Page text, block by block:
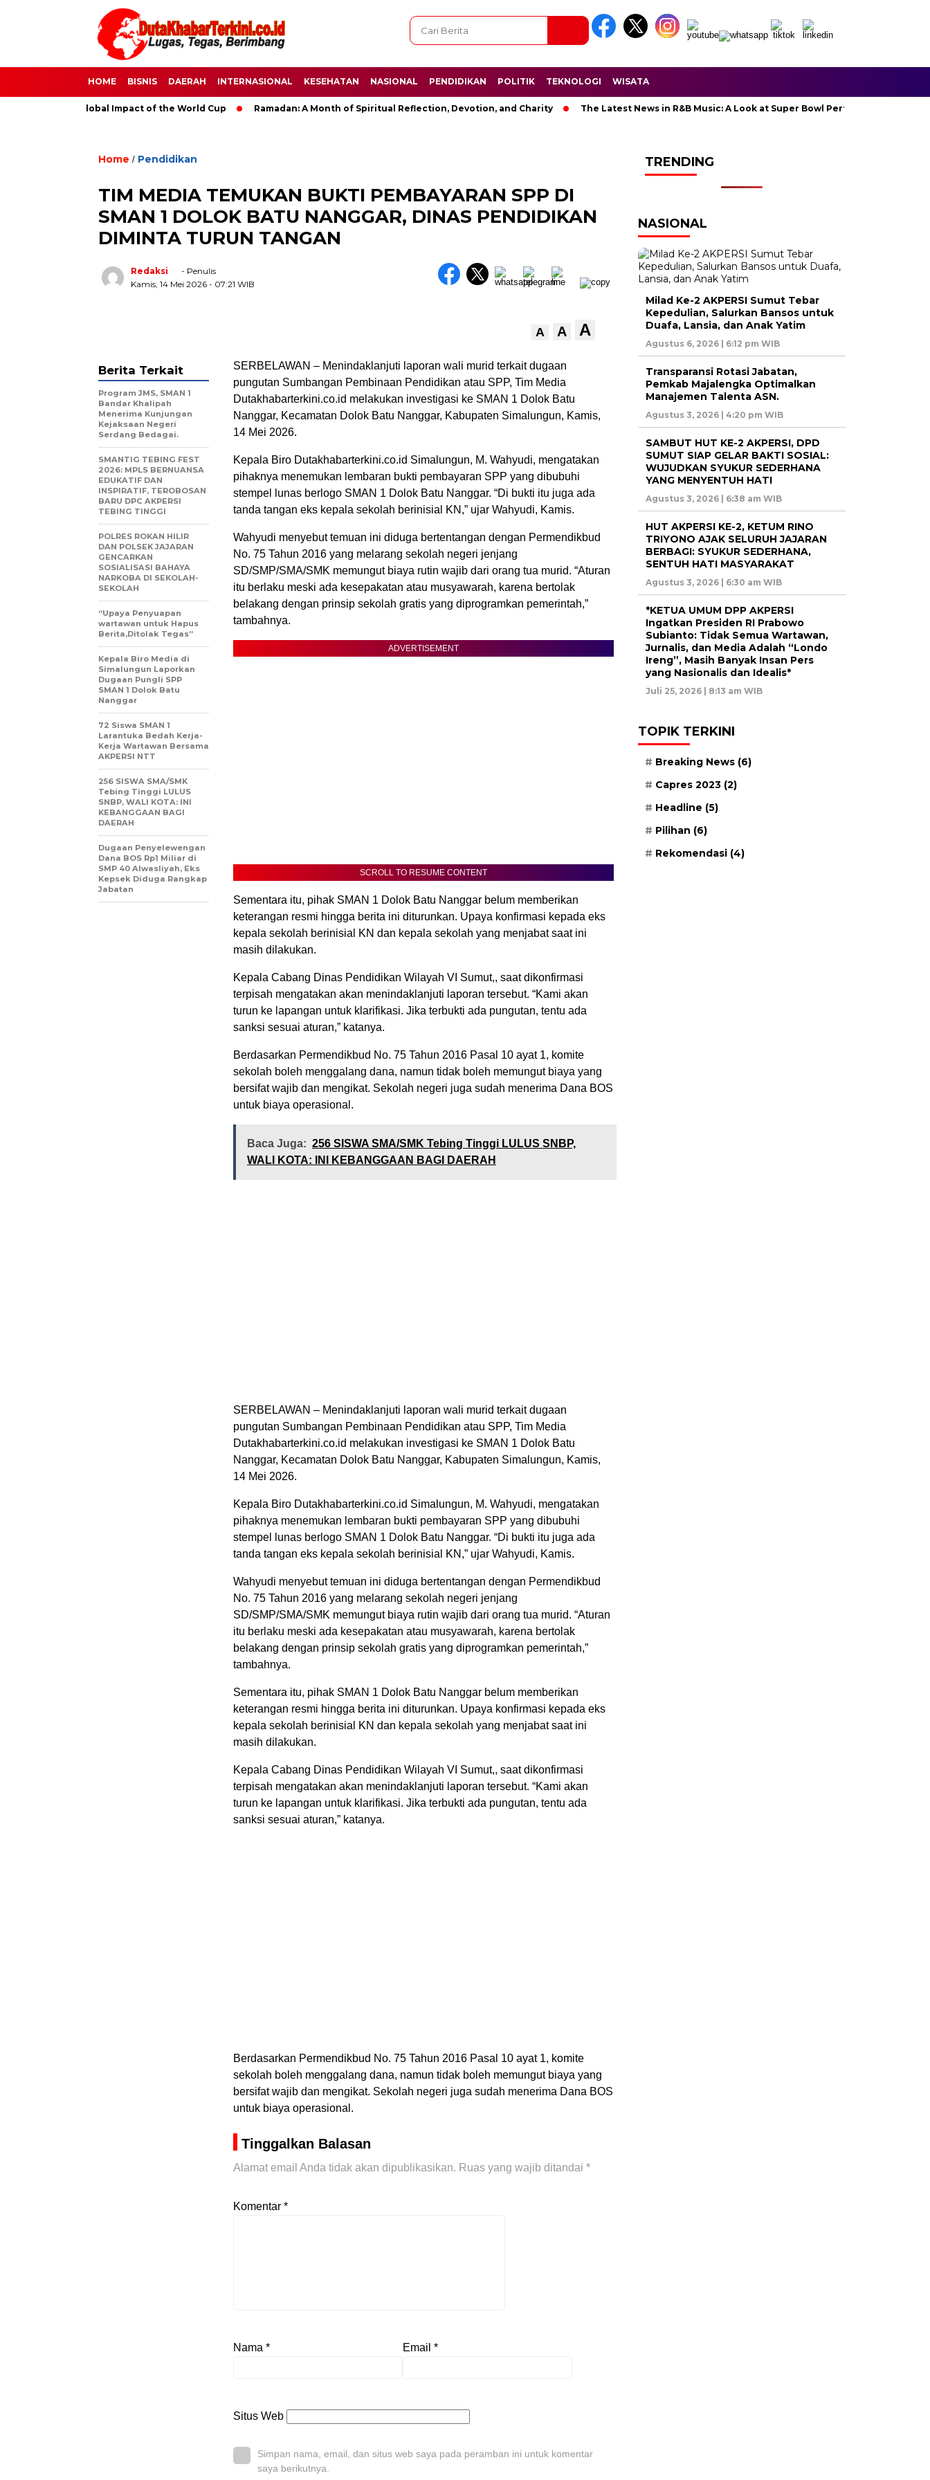
HOME BISNIS DAERAH INTERNASIONAL KESEHATAN NASIONAL PENDIDIKAN POLITIK TEKNOLOGI WISATA
The Global Impact of the World Cup Ramadan: A Month of Spiritual Reflection, Devotion, and Charity The Latest News in R&B Music: A Look at Super Bowl Performances, New
Home / Pendidikan
TIM MEDIA TEMUKAN BUKTI PEMBAYARAN SPP DI
SMAN 1 DOLOK BATU NANGGAR, DINAS PENDIDIKAN
DIMINTA TURUN TANGAN
Redaksi
- Penulis
Kamis, 14 Mei 2026 - 07:21 WIB
A A A
SERBELAWAN – Menindaklanjuti laporan wali murid terkait dugaan
pungutan Sumbangan Pembinaan Pendidikan atau SPP, Tim Media
Dutakhabarterkini.co.id melakukan investigasi ke SMAN 1 Dolok Batu
Nanggar, Kecamatan Dolok Batu Nanggar, Kabupaten Simalungun, Kamis,
14 Mei 2026.
Kepala Biro Dutakhabarterkini.co.id Simalungun, M. Wahyudi, mengatakan
pihaknya menemukan lembaran bukti pembayaran SPP yang dibubuhi
stempel lunas berlogo SMAN 1 Dolok Batu Nanggar. “Di bukti itu juga ada
tanda tangan eks kepala sekolah berinisial KN,” ujar Wahyudi, Kamis.
Wahyudi menyebut temuan ini diduga bertentangan dengan Permendikbud
No. 75 Tahun 2016 yang melarang sekolah negeri jenjang
SD/SMP/SMA/SMK memungut biaya rutin wajib dari orang tua murid. “Aturan
itu berlaku meski ada kesepakatan atau musyawarah, karena bertolak
belakang dengan prinsip sekolah gratis yang diprogramkan pemerintah,”
tambahnya.
ADVERTISEMENT
SCROLL TO RESUME CONTENT
Sementara itu, pihak SMAN 1 Dolok Batu Nanggar belum memberikan
keterangan resmi hingga berita ini diturunkan. Upaya konfirmasi kepada eks
kepala sekolah berinisial KN dan kepala sekolah yang menjabat saat ini
masih dilakukan.
Kepala Cabang Dinas Pendidikan Wilayah VI Sumut,, saat dikonfirmasi
terpisah mengatakan akan menindaklanjuti laporan tersebut. “Kami akan
turun ke lapangan untuk klarifikasi. Jika terbukti ada pungutan, tentu ada
sanksi sesuai aturan,” katanya.
Berdasarkan Permendikbud No. 75 Tahun 2016 Pasal 10 ayat 1, komite
sekolah boleh menggalang dana, namun tidak boleh memungut biaya yang
bersifat wajib dan mengikat. Sekolah negeri juga sudah menerima Dana BOS
untuk biaya operasional.
Baca Juga: 256 SISWA SMA/SMK Tebing Tinggi LULUS SNBP,
WALI KOTA: INI KEBANGGAAN BAGI DAERAH
SERBELAWAN – Menindaklanjuti laporan wali murid terkait dugaan
pungutan Sumbangan Pembinaan Pendidikan atau SPP, Tim Media
Dutakhabarterkini.co.id melakukan investigasi ke SMAN 1 Dolok Batu
Nanggar, Kecamatan Dolok Batu Nanggar, Kabupaten Simalungun, Kamis,
14 Mei 2026.
Kepala Biro Dutakhabarterkini.co.id Simalungun, M. Wahyudi, mengatakan
pihaknya menemukan lembaran bukti pembayaran SPP yang dibubuhi
stempel lunas berlogo SMAN 1 Dolok Batu Nanggar. “Di bukti itu juga ada
tanda tangan eks kepala sekolah berinisial KN,” ujar Wahyudi, Kamis.
Wahyudi menyebut temuan ini diduga bertentangan dengan Permendikbud
No. 75 Tahun 2016 yang melarang sekolah negeri jenjang
SD/SMP/SMA/SMK memungut biaya rutin wajib dari orang tua murid. “Aturan
itu berlaku meski ada kesepakatan atau musyawarah, karena bertolak
belakang dengan prinsip sekolah gratis yang diprogramkan pemerintah,”
tambahnya.
Sementara itu, pihak SMAN 1 Dolok Batu Nanggar belum memberikan
keterangan resmi hingga berita ini diturunkan. Upaya konfirmasi kepada eks
kepala sekolah berinisial KN dan kepala sekolah yang menjabat saat ini
masih dilakukan.
Kepala Cabang Dinas Pendidikan Wilayah VI Sumut,, saat dikonfirmasi
terpisah mengatakan akan menindaklanjuti laporan tersebut. “Kami akan
turun ke lapangan untuk klarifikasi. Jika terbukti ada pungutan, tentu ada
sanksi sesuai aturan,” katanya.
Berdasarkan Permendikbud No. 75 Tahun 2016 Pasal 10 ayat 1, komite
sekolah boleh menggalang dana, namun tidak boleh memungut biaya yang
bersifat wajib dan mengikat. Sekolah negeri juga sudah menerima Dana BOS
untuk biaya operasional.
Tinggalkan Balasan
Alamat email Anda tidak akan dipublikasikan. Ruas yang wajib ditandai *
Komentar *
Nama * Email *
Situs Web
Simpan nama, email, dan situs web saya pada peramban ini untuk komentar
saya berikutnya.
Berita Terkait
Program JMS, SMAN 1
Bandar Khalipah
Menerima Kunjungan
Kejaksaan Negeri
Serdang Bedagai.
SMANTIG TEBING FEST
2026: MPLS BERNUANSA
EDUKATIF DAN
INSPIRATIF, TEROBOSAN
BARU DPC AKPERSI
TEBING TINGGI
POLRES ROKAN HILIR
DAN POLSEK JAJARAN
GENCARKAN
SOSIALISASI BAHAYA
NARKOBA DI SEKOLAH-
SEKOLAH
“Upaya Penyuapan
wartawan untuk Hapus
Berita,Ditolak Tegas”
Kepala Biro Media di
Simalungun Laporkan
Dugaan Pungli SPP
SMAN 1 Dolok Batu
Nanggar
72 Siswa SMAN 1
Larantuka Bedah Kerja-
Kerja Wartawan Bersama
AKPERSI NTT
256 SISWA SMA/SMK
Tebing Tinggi LULUS
SNBP, WALI KOTA: INI
KEBANGGAAN BAGI
DAERAH
Dugaan Penyelewengan
Dana BOS Rp1 Miliar di
SMP 40 Alwasliyah, Eks
Kepsek Diduga Rangkap
Jabatan
TRENDING
NASIONAL
Milad Ke-2 AKPERSI Sumut Tebar
Kepedulian, Salurkan Bansos untuk
Duafa, Lansia, dan Anak Yatim
Agustus 6, 2026 | 6:12 pm WIB
Transparansi Rotasi Jabatan,
Pemkab Majalengka Optimalkan
Manajemen Talenta ASN.
Agustus 3, 2026 | 4:20 pm WIB
SAMBUT HUT KE-2 AKPERSI, DPD
SUMUT SIAP GELAR BAKTI SOSIAL:
WUJUDKAN SYUKUR SEDERHANA
YANG MENYENTUH HATI
Agustus 3, 2026 | 6:38 am WIB
HUT AKPERSI KE-2, KETUM RINO
TRIYONO AJAK SELURUH JAJARAN
BERBAGI: SYUKUR SEDERHANA,
SENTUH HATI MASYARAKAT
Agustus 3, 2026 | 6:30 am WIB
*KETUA UMUM DPP AKPERSI
Ingatkan Presiden RI Prabowo
Subianto: Tidak Semua Wartawan,
Jurnalis, dan Media Adalah “Londo
Ireng”, Masih Banyak Insan Pers
yang Nasionalis dan Idealis*
Juli 25, 2026 | 8:13 am WIB
TOPIK TERKINI
Breaking News (6)
Capres 2023 (2)
Headline (5)
Pilihan (6)
Rekomendasi (4)